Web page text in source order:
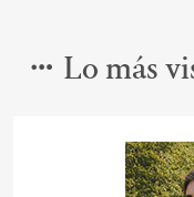
Lo más